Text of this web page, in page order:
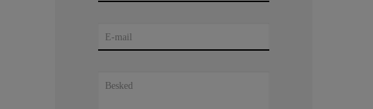
E-mail
Besked